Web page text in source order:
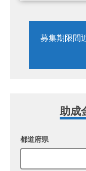
募集期限間
助成
都道府県